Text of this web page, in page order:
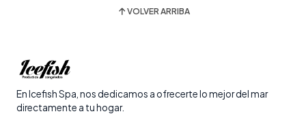
VOLVER ARRIBA
En Icefish Spa, nos dedicamos a ofrecerte lo mejor del mar
directamente a tu hogar.